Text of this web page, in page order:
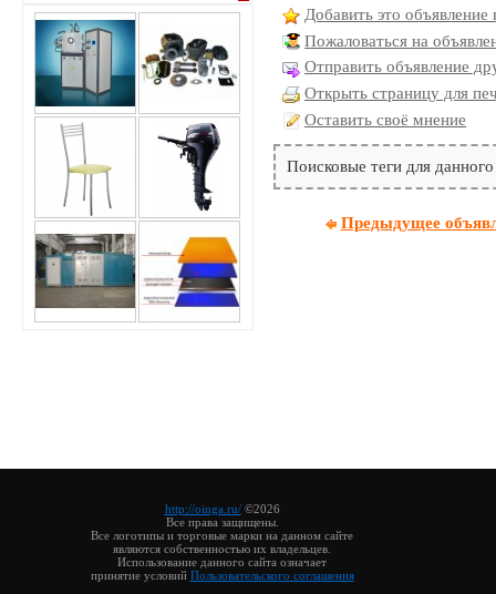
Добавить это объявление
Пожаловаться на
Отправить объявление
Открыть страницу для
Оставить своё мнение
Поисковые теги для
Предыдущее
http://oinga.ru/©2026
Все права защищены.
Все логотипы и торговые марки на данном сайте
являются собственностью их владельцев.
Использование данного сайта означает
принятие условий Пользовательского соглашения